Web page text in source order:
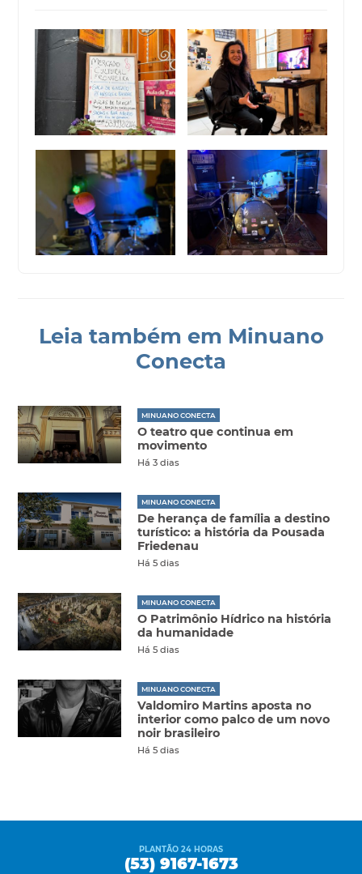
Leia também em Minuano
Conecta
MINUANO CONECTA
O teatro que continua em
movimento
Há 3 dias
MINUANO CONECTA
De herança de família a destino
turístico: a história da Pousada
Friedenau
Há 5 dias
MINUANO CONECTA
O Patrimônio Hídrico na história
da humanidade
Há 5 dias
MINUANO CONECTA
Valdomiro Martins aposta no
interior como palco de um novo
noir brasileiro
Há 5 dias
PLANTÃO 24 HORAS
(53) 9167-1673